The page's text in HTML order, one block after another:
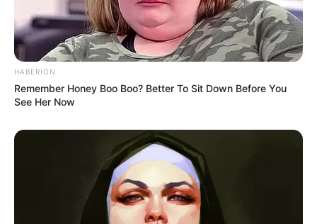
HABERION
Remember Honey Boo Boo? Better To Sit Down Before You
See Her Now